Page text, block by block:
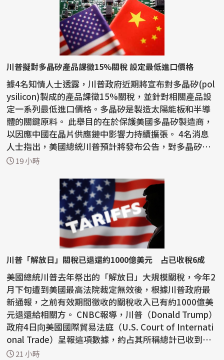
川普擬對多晶矽產品課徵15%關稅 設定最低進口價格
據4名知情人士透露，川普政府近期將宣布對多晶矽(pol
ysilicon)製成的產品課徵15%關稅，並針對相關產品設
定一系列最低進口價格。多晶矽是製造太陽能板和半導
體的關鍵原料。 此舉目的在於保護美國多晶矽製造商，
以因應中國在晶片供應鏈中影響力持續擴張。 4名消息
人士指出，美國總統川普預計將發布公告，對多晶矽、
矽晶...
19 小時
川普「解放日」關稅已退還約1000億美元 占已收稅6成
美國總統川普去年祭出的「解放日」大規模關稅，今年2
月下旬遭到美國最高法院裁定無效後，根據川普政府最
新通報，之前有效期間徵收的關稅收入已有約1000億美
元退還給相關方。 CNBC報導，川普（Donald Trump）
政府4日向美國國際貿易法庭（U.S. Court of Internati
onal Trade）呈報這項數據，約占其所稱總計已收到約1
66...21 小時